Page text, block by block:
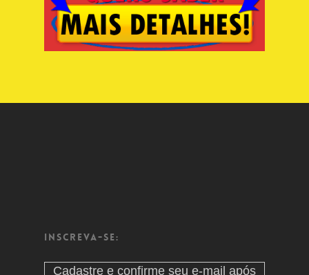
Inscreva-se:
Cadastre e confirme seu e-mail após